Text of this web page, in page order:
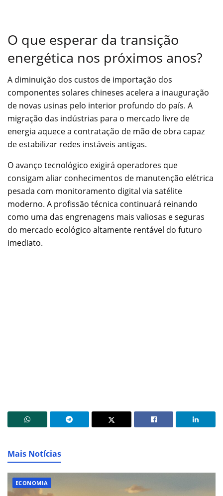
O que esperar da transição
energética nos próximos anos?
A diminuição dos custos de importação dos
componentes solares chineses acelera a inauguração
de novas usinas pelo interior profundo do país. A
migração das indústrias para o mercado livre de
energia aquece a contratação de mão de obra capaz
de estabilizar redes instáveis antigas.
O avanço tecnológico exigirá operadores que
consigam aliar conhecimentos de manutenção elétrica
pesada com monitoramento digital via satélite
moderno. A profissão técnica continuará reinando
como uma das engrenagens mais valiosas e seguras
do mercado ecológico altamente rentável do futuro
imediato.
Mais Notícias
ECONOMIA